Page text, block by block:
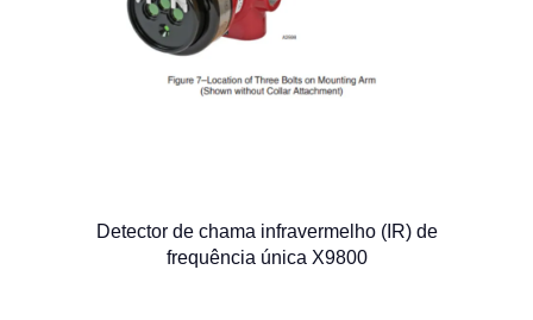
Detector de chama infravermelho (IR) de
frequência única X9800